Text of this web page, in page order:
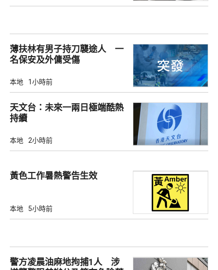
薄扶林有男子持刀襲途人 一
名保安及外傭受傷
本地 1小時前
天文台：未來一兩日極端酷熱
持續
本地 2小時前
黃色工作暑熱警告生效
本地 5小時前
警方凌晨油麻地拘捕1人 涉